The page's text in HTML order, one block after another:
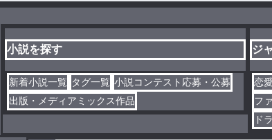
小説を探す
新着小説一覧 タグ一覧 小説コンテスト応募・公募
出版・メディアミックス作品
ジ
恋
フ
ド